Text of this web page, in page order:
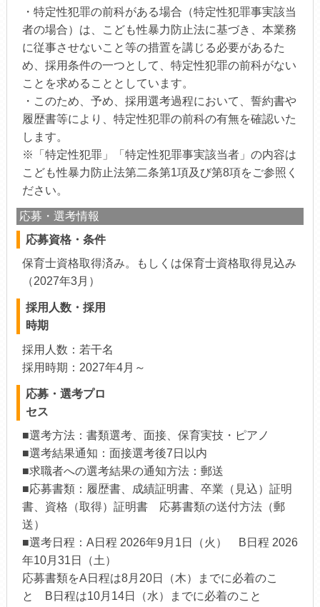
・特定性犯罪の前科がある場合（特定性犯罪事実該当
者の場合）は、こども性暴力防止法に基づき、本業務
に従事させないこと等の措置を講じる必要があるた
め、採用条件の一つとして、特定性犯罪の前科がない
ことを求めることとしています。
・このため、予め、採用選考過程において、誓約書や
履歴書等により、特定性犯罪の前科の有無を確認いた
します。
※「特定性犯罪」「特定性犯罪事実該当者」の内容は
こども性暴力防止法第二条第1項及び第8項をご参照く
ださい。
応募・選考情報
応募資格・条件
保育士資格取得済み。もしくは保育士資格取得見込み
（2027年3月）
採用人数・採用
時期
採用人数：若干名
採用時期：2027年4月～
応募・選考プロ
セス
■選考方法：書類選考、面接、保育実技・ピアノ
■選考結果通知：面接選考後7日以内
■求職者への選考結果の通知方法：郵送
■応募書類：履歴書、成績証明書、卒業（見込）証明
書、資格（取得）証明書 応募書類の送付方法（郵
送）
■選考日程：A日程 2026年9月1日（火） B日程 2026
年10月31日（土）
応募書類をA日程は8月20日（木）までに必着のこ
と B日程は10月14日（水）までに必着のこと